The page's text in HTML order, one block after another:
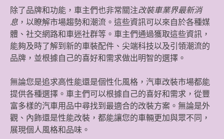
除了品牌和功能，車主們也非常關注改裝車業界最新消
息 ，以瞭解市場趨勢和潮流。這些資訊可以來自於各種媒
體、社交網路和車迷社群等。車主們通過獲取這些資訊，
能夠及時了解到新的車裝配件、尖端科技以及引領潮流的
品牌，並根據自己的喜好和需求做出明智的選擇。
無論您是追求高性能還是個性化風格，汽車改裝市場都能
提供各種選擇。車主們可以根據自己的喜好和需求，從豐
富多樣的汽車用品中尋找到最適合的改裝方案。無論是外
觀、內飾還是性能改裝，都能讓您的車輛更加與眾不同，
展現個人風格和品味。